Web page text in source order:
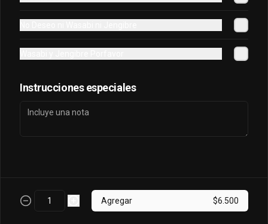
$7.800
Tori Oriental
Instrucciones especiales
Agregar $6.500